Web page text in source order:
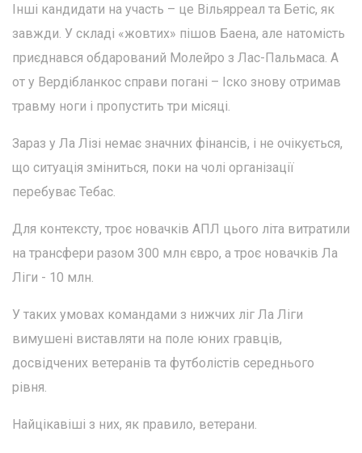
Інші кандидати на участь – це Вільярреал та Бетіс, як
завжди. У складі «жовтих» пішов Баена, але натомість
приєднався обдарований Молейро з Лас-Пальмаса. А
от у Вердібланкос справи погані – Іско знову отримав
травму ноги і пропустить три місяці.
Зараз у Ла Лізі немає значних фінансів, і не очікується,
що ситуація зміниться, поки на чолі організації
перебуває Тебас.
Для контексту, троє новачків АПЛ цього літа витратили
на трансфери разом 300 млн євро, а троє новачків Ла
Ліги - 10 млн.
У таких умовах командами з нижчих ліг Ла Ліги
вимушені виставляти на поле юних гравців,
досвідчених ветеранів та футболістів середнього
рівня.
Найцікавіші з них, як правило, ветерани.